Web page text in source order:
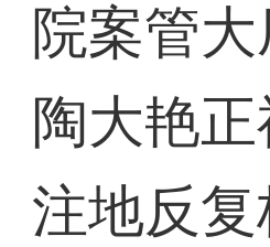
院案管大
陶大艳
注地反